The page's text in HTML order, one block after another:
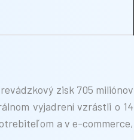
zisk 705 miliónov
vyjadrení vzrástli o 14
a v e-commerce,